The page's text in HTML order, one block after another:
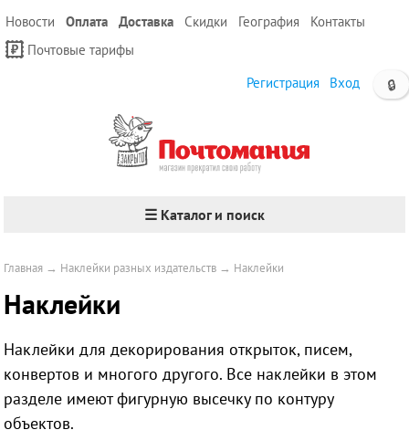
Новости Оплата Доставка Скидки География
Контакты
Почтовые тарифы
🔒
Регистрация Вход
☰ Каталог и поиск
Главная → Наклейки разных издательств → Наклейки
Наклейки
Наклейки для декорирования открыток, писем,
конвертов и многого другого. Все наклейки в этом
разделе имеют фигурную высечку по контуру
объектов.